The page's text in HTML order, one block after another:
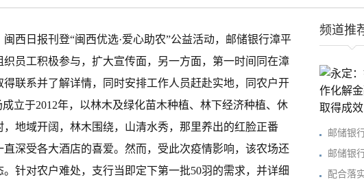
西日报刊登“闽西优选·爱心助农”公益活动，邮储银行漳平
员工积极参与，扩大宣传面，另一方面，第一时间同在漳
联系并了解详情，同时安排工作人员赶赴实地，同农户开
立于2012年，以林木及绿化苗木种植、林下经济种植、休
地域开阔，林木围绕，山清水秀，那里养出的红脸正番
深受各大酒店的喜爱。然而，受此次疫情影响，该农场还
针对农户难处，支行当即定下第一批50羽的需求，并详细
频道推
邮储银
邮储银
配合落